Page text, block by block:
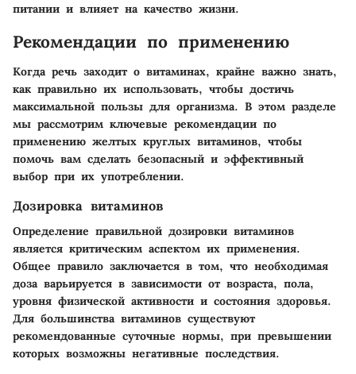
питании и влияет на качество жизни.
Рекомендации по применению
Когда речь заходит о витаминах, крайне важно знать,
как правильно их использовать, чтобы достичь
максимальной пользы для организма. В этом разделе
мы рассмотрим ключевые рекомендации по
применению желтых круглых витаминов, чтобы
помочь вам сделать безопасный и эффективный
выбор при их употреблении.
Дозировка витаминов
Определение правильной дозировки витаминов
является критическим аспектом их применения.
Общее правило заключается в том, что необходимая
доза варьируется в зависимости от возраста, пола,
уровня физической активности и состояния здоровья.
Для большинства витаминов существуют
рекомендованные суточные нормы, при превышении
которых возможны негативные последствия.